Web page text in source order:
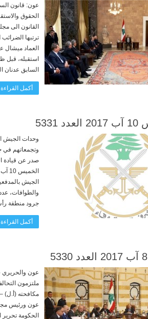
عون: قانون
الحقوق
القانون الى
ترتبها
العماد ميشال
استقبله، قبل
السابق عدنان
أكمل
وحدات الجيش
وتجمعاتهم في
صدر عن قيادة
الجيش
والطوافات،
جرود منطقة
أكمل
عون والحريري
ملتزمون
مكافحته (أ.ل)
عون ورئيس
الحكومة تحرير